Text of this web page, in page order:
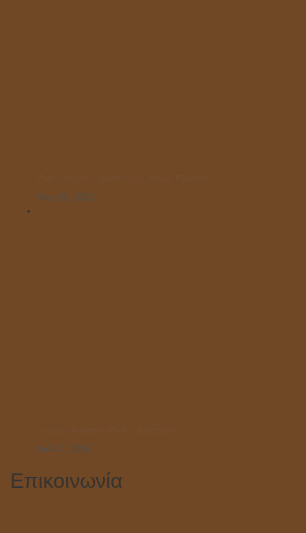
Οκτ 25, 2025
Ιούλ 7, 2025
Επικοινωνία